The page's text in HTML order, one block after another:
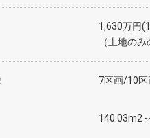
1,630万円
（土地のみ
7区画/10区
140.03m2